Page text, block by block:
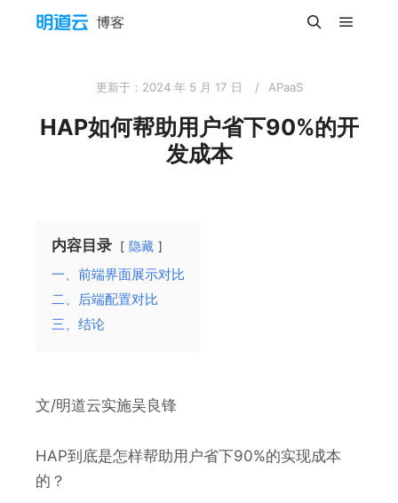
更新于： 2024 年 5 月 17 日 APaaS
HAP如何帮助用户省下90%的开
发成本
内容目录 隐藏
一、前端界面展示对比
二、后端配置对比
三、结论
文/明道云实施吴良锋
HAP到底是怎样帮助用户省下90%的实现成本
的？